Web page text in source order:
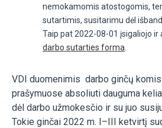
nemokamomis atostogomis,
sutartimis, susitarimu dėl
Taip pat 2022-08-01 įsigaliojo ir
darbo sutarties forma
VDI duomenimis darbo ginčų
prašymuose absoliuti dauguma
dėl darbo užmokesčio ir su juo
Tokie ginčai 2022 m. I–III ketvirtį